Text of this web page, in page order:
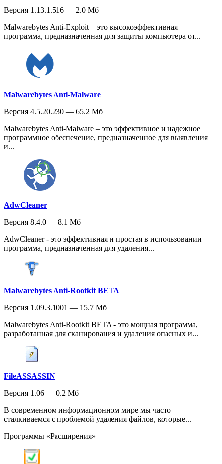
Версия 1.13.1.516 — 2.0 Мб
Malwarebytes Anti-Exploit – это высокоэффективная
программа, предназначенная для защиты компьютера от...
Malwarebytes Anti-Malware
Версия 4.5.20.230 — 65.2 Мб
Malwarebytes Anti-Malware – это эффективное и надежное
программное обеспечение, предназначенное для выявления
и...
AdwCleaner
Версия 8.4.0 — 8.1 Мб
AdwCleaner - это эффективная и простая в использовании
программа, предназначенная для удаления...
Malwarebytes Anti-Rootkit BETA
Версия 1.09.3.1001 — 15.7 Мб
Malwarebytes Anti-Rootkit BETA - это мощная программа,
разработанная для сканирования и удаления опасных и...
FileASSASSIN
Версия 1.06 — 0.2 Мб
В современном информационном мире мы часто
сталкиваемся с проблемой удаления файлов, которые...
Программы «Расширения»